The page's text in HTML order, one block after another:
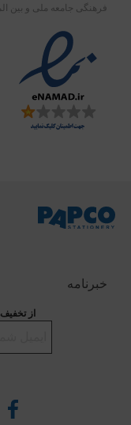
فرهنگی جامعه ملی و بین
خبرنامه
از